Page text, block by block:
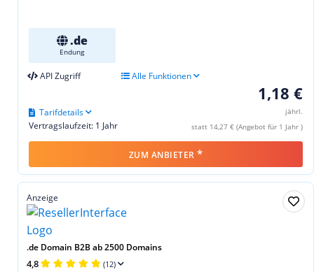
.de
Endung
API Zugriff Alle Funktionen
1,18 €
jährl.
statt 14,27 € (Angebot für 1 Jahr )
Vertragslaufzeit: 1 Jahr
Tarifdetails
ZUM ANBIETER *
Anzeige
.de Domain B2B ab 2500 Domains
4,8 (12)